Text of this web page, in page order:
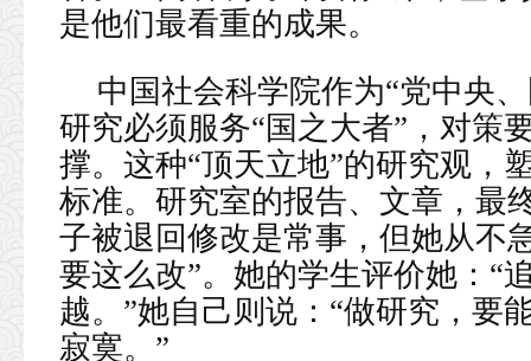
是他们最看重的成果。
中国社会科学院作为“党中央
研究必须服务“国之大者”，对策
撑。这种“顶天立地”的研究观，
标准。研究室的报告、文章，最
子被退回修改是常事，但她从不
要这么改”。她的学生评价她：“
越。”她自己则说：“做研究，要
寂寞。”